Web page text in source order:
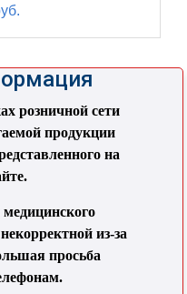
розничной сети
продукции
на
из-за
просьба